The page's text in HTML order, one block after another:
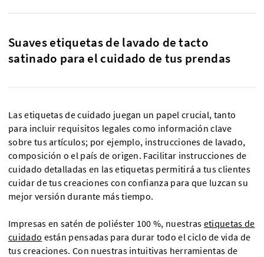
Suaves etiquetas de lavado de tacto
satinado para el cuidado de tus prendas
Las etiquetas de cuidado juegan un papel crucial, tanto
para incluir requisitos legales como información clave
sobre tus artículos; por ejemplo, instrucciones de lavado,
composición o el país de origen. Facilitar instrucciones de
cuidado detalladas en las etiquetas permitirá a tus clientes
cuidar de tus creaciones con confianza para que luzcan su
mejor versión durante más tiempo.
Impresas en satén de poliéster 100 %, nuestras etiquetas de
cuidado están pensadas para durar todo el ciclo de vida de
tus creaciones. Con nuestras intuitivas herramientas de